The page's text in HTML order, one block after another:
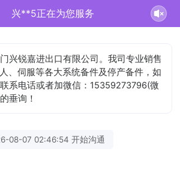
兴**5正在为您服务
兴锐嘉进出口有限公司。我司专业销售
、伺服等各大系统备件及停产备件，如
系电话或者加微信：15359273796(微
垂询！
08-07 02:46:54 开始沟通